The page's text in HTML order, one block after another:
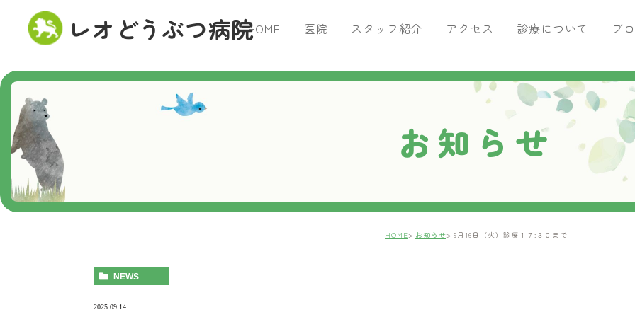
レオどうぶつ病院HOME 医院 スタッフ紹介 アクセス 診療について
がん専門治療
痛みの治療
ペットを飼ったら行うこと
トリミングサロン・ペットホ
ブ
ブログ
腫瘍科ブログ
お知らせ
HOME お知らせ 9月16日（火）診療１７:３０まで
NEWS
2025.09.14